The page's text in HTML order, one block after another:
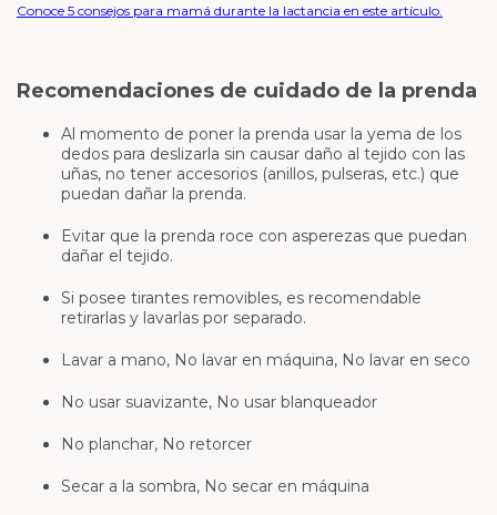
Conoce 5 consejos para mamá durante la lactancia en este artículo.
Recomendaciones de cuidado de la prenda
Al momento de poner la prenda usar la yema de los
dedos para deslizarla sin causar daño al tejido con las
uñas, no tener accesorios (anillos, pulseras, etc.) que
puedan dañar la prenda.
Evitar que la prenda roce con asperezas que puedan
dañar el tejido.
Si posee tirantes removibles, es recomendable
retirarlas y lavarlas por separado.
Lavar a mano, No lavar en máquina, No lavar en seco
No usar suavizante, No usar blanqueador
No planchar, No retorcer
Secar a la sombra, No secar en máquina